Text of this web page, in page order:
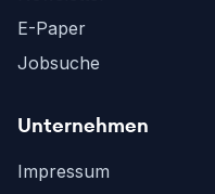
E-Paper
Jobsuche
Unternehmen
Impressum